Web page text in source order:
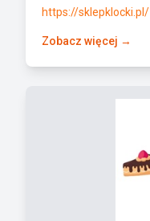
https://sklepklocki.pl/
Zobacz więcej →